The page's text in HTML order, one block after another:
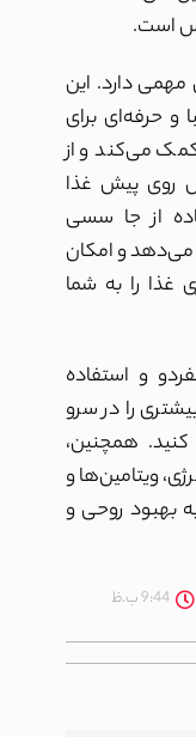
است.
دارد. این
و حرفه‌ای برای
می‌کند و از
روی پیش غذا
از جا سسی
می‌دهد و امکان
غذا را به شما
و استفاده
را در سرو
همچنین،
ویتامین‌ها و
بهبود روحی و
9:44 ب.ظ